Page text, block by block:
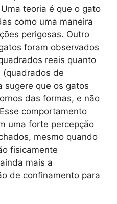
teoria é que o gato
como uma maneira
perigosas. Outro
foram observados
reais quanto
(quadrados de
sugere que os gatos
das formas, e não
comportamento
uma forte percepção
mesmo quando
fisicamente
mais a
de confinamento para